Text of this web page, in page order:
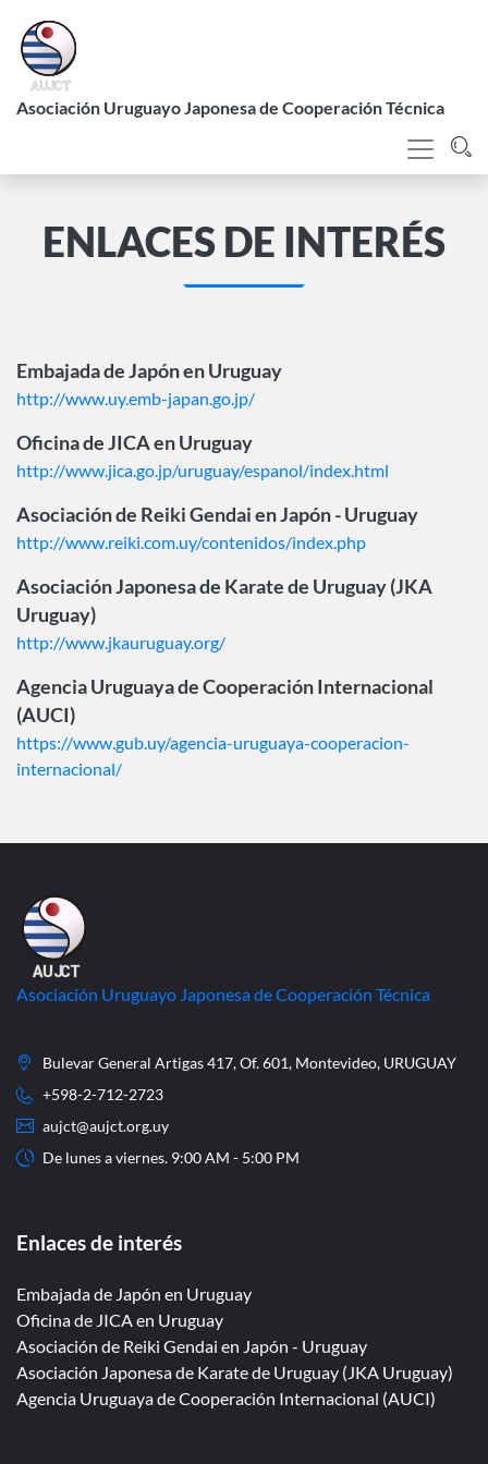
contenido
principal
Asociación Uruguayo Japonesa de Cooperación Técnica
ENLACES DE INTERÉS
Embajada de Japón en Uruguay
http://www.uy.emb-japan.go.jp/
Oficina de JICA en Uruguay
http://www.jica.go.jp/uruguay/espanol/index.html
Asociación de Reiki Gendai en Japón - Uruguay
http://www.reiki.com.uy/contenidos/index.php
Asociación Japonesa de Karate de Uruguay (JKA
Uruguay)
http://www.jkauruguay.org/
Agencia Uruguaya de Cooperación Internacional
(AUCI)
https://www.gub.uy/agencia-uruguaya-cooperacion-
internacional/
Asociación Uruguayo Japonesa de Cooperación Técnica
Bulevar General Artigas 417, Of. 601, Montevideo, URUGUAY
+598-2-712-2723
aujct@aujct.org.uy
De lunes a viernes. 9:00 AM - 5:00 PM
Enlaces de interés
Embajada de Japón en Uruguay
Oficina de JICA en Uruguay
Asociación de Reiki Gendai en Japón - Uruguay
Asociación Japonesa de Karate de Uruguay (JKA Uruguay)
Agencia Uruguaya de Cooperación Internacional (AUCI)